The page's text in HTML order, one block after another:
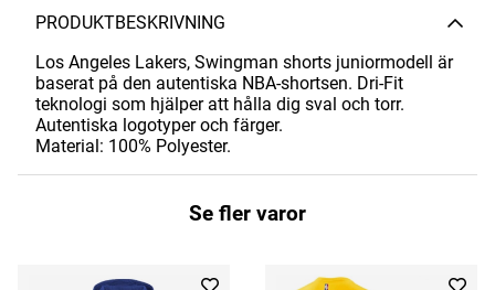
PRODUKTBESKRIVNING
Los Angeles Lakers, Swingman shorts juniormodell är
baserat på den autentiska NBA-shortsen. Dri-Fit
teknologi som hjälper att hålla dig sval och torr.
Autentiska logotyper och färger.
Material: 100% Polyester.
Se fler varor